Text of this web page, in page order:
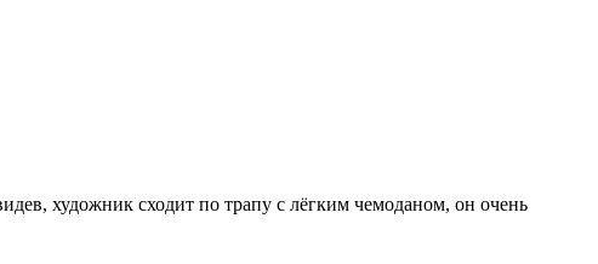
художник сходит по трапу с лёгким чемоданом, он очень